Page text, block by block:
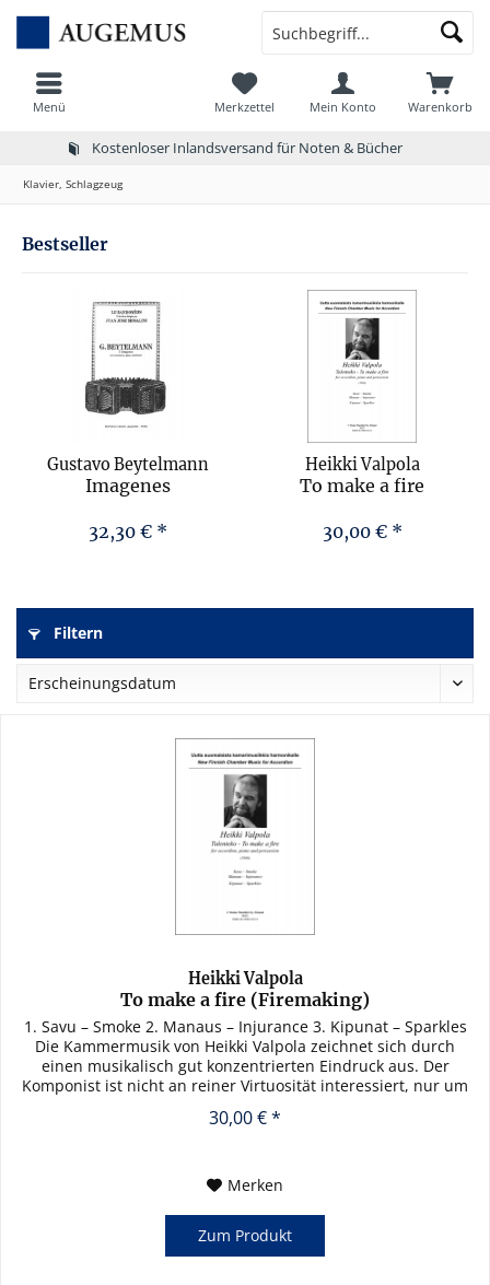
Kostenloser Inlandsversand für Noten & Bücher
Menü Warenkorb
Merkzettel Mein Konto
Klavier, Schlagzeug
Bestseller
Gustavo Beytelmann
Imagenes
32,30 € *
Heikki Valpola
To make a fire
30,00 € *
Filtern
Heikki Valpola
To make a fire (Firemaking)
1. Savu – Smoke 2. Manaus – Injurance 3. Kipunat – Sparkles
Die Kammermusik von Heikki Valpola zeichnet sich durch
einen musikalisch gut konzentrierten Eindruck aus. Der
Komponist ist nicht an reiner Virtuosität interessiert, nur um
30,00 € *
Merken
Zum Produkt